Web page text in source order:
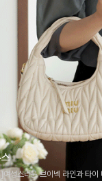
여성스러운 브이넥 라인과 타